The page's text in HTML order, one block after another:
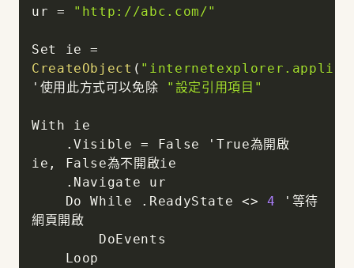
ur = "http://abc.com/"
Set ie =
CreateObject (
'使用此方式可以免除
"設定引用項目"
With ie
.Visible =
False 'True為開啟
ie ,
False為不開啟ie
. Navigate ur
    Do While
. ReadyState <> 4 '等待
網頁開啟